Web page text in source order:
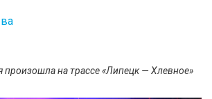
произошла на трассе «Липецк — Хлевное»